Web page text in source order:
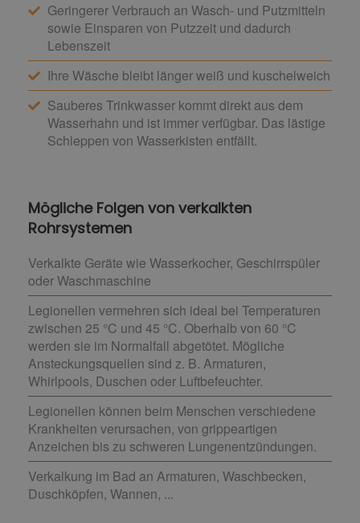
Geringerer Verbrauch an Wasch- und Putzmitteln
sowie Einsparen von Putzzeit und dadurch
Lebenszeit
Ihre Wäsche bleibt länger weiß und kuschelweich
Sauberes Trinkwasser kommt direkt aus dem
Wasserhahn und ist immer verfügbar. Das lästige
Schleppen von Wasserkisten entfällt.
Mögliche Folgen von verkalkten
Rohrsystemen
Verkalkte Geräte wie Wasserkocher, Geschirrspüler
oder Waschmaschine
Legionellen vermehren sich ideal bei Temperaturen
zwischen 25 °C und 45 °C. Oberhalb von 60 °C
werden sie im Normalfall abgetötet. Mögliche
Ansteckungsquellen sind z. B. Armaturen,
Whirlpools, Duschen oder Luftbefeuchter.
Legionellen können beim Menschen verschiedene
Krankheiten verursachen, von grippeartigen
Anzeichen bis zu schweren Lungenentzündungen.
Verkalkung im Bad an Armaturen, Waschbecken,
Duschköpfen, Wannen, ...